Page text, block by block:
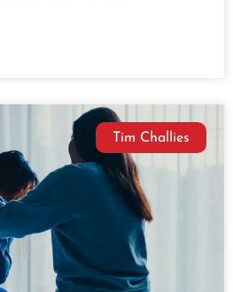
Tim Challies